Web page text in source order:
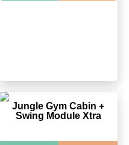
Jungle Gym Cabin +
Swing Module Xtra